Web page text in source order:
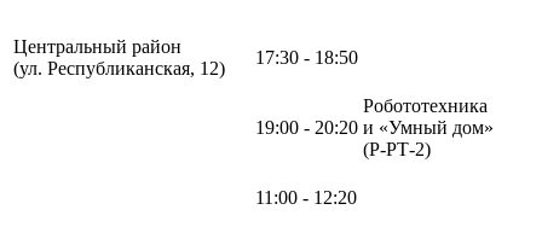
Центральный район
(ул. Республиканская, 12)
17:30 - 18:50
19:00 - 20:20
Робототехника
и «Умный дом»
(Р-РТ-2)
11:00 - 12:20